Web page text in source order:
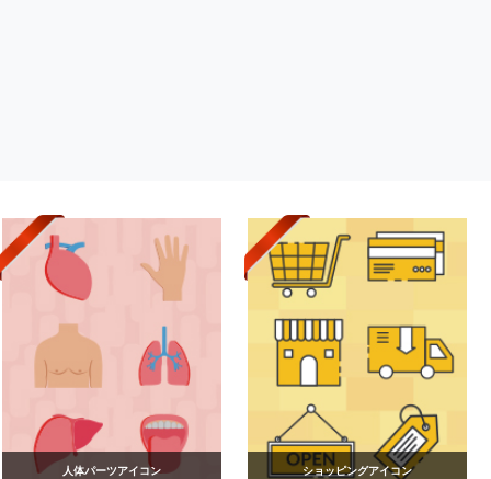
人体パーツアイコン ショッピングアイコン